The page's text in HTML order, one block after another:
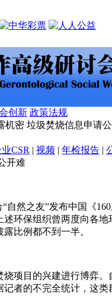
创新 政策法规
机密 垃圾焚烧信息申请
CSR | 视频 | 年检报告 |
开难
自然之友”发布中国《
环保组织曾两度向各
比例都不到一半。
项目的兴建进行博弈
者的不完全统计，这类